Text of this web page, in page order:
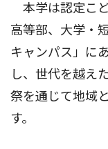
本学は認定こ
高等部、大学・
キャンパス」に
し、世代を越え
祭を通じて地域
す。